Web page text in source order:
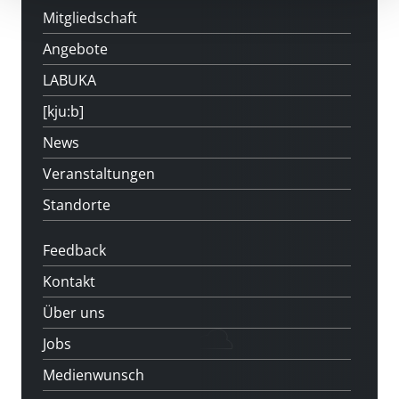
Mitgliedschaft
Angebote
LABUKA
[kju:b]
News
Veranstaltungen
Standorte
Feedback
Kontakt
Über uns
Jobs
Medienwunsch